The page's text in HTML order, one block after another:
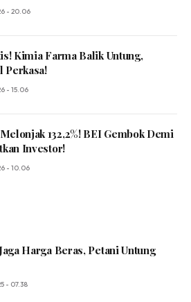
- 20.06
Kimia Farma Balik Untung,
Perkasa!
- 15.06
132,2%! BEI Gembok Demi
Investor!
- 10.06
Harga Beras, Petani Untung
- 07.38